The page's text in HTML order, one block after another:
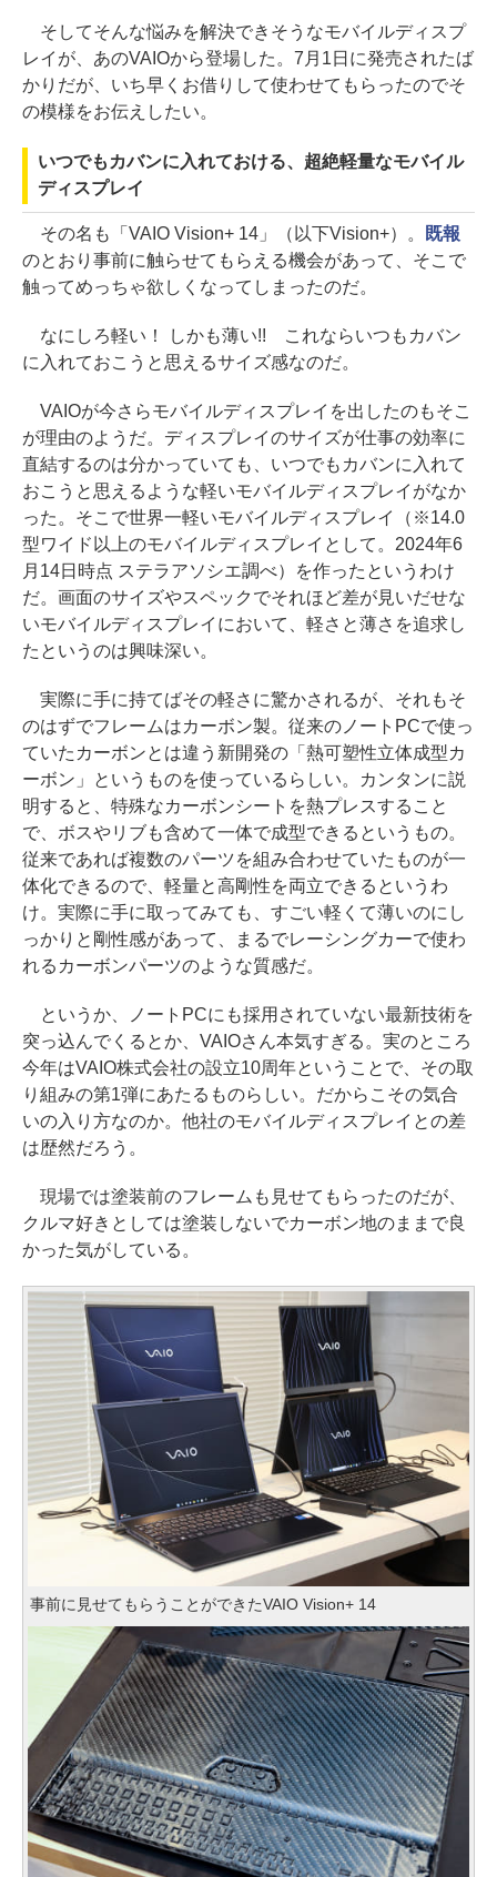
そしてそんな悩みを解決できそうなモバイルディスプ
レイが、あのVAIOから登場した。7月1日に発売されたば
かりだが、いち早くお借りして使わせてもらったのでそ
の模様をお伝えしたい。
いつでもカバンに入れておける、超絶軽量なモバイル
ディスプレイ
その名も「VAIO Vision+ 14」（以下Vision+）。
既報
のとおり事前に触らせてもらえる機会があって、そこで
触ってめっちゃ欲しくなってしまったのだ。
なにしろ軽い！ しかも薄い!! これならいつもカバン
に入れておこうと思えるサイズ感なのだ。
VAIOが今さらモバイルディスプレイを出したのもそこ
が理由のようだ。ディスプレイのサイズが仕事の効率に
直結するのは分かっていても、いつでもカバンに入れて
おこうと思えるような軽いモバイルディスプレイがなか
った。そこで世界一軽いモバイルディスプレイ（※14.0
型ワイド以上のモバイルディスプレイとして。2024年6
月14日時点 ステラアソシエ調べ）を作ったというわけ
だ。画面のサイズやスペックでそれほど差が見いだせな
いモバイルディスプレイにおいて、軽さと薄さを追求し
たというのは興味深い。
実際に手に持てばその軽さに驚かされるが、それもそ
のはずでフレームはカーボン製。従来のノートPCで使っ
ていたカーボンとは違う新開発の「熱可塑性立体成型カ
ーボン」というものを使っているらしい。カンタンに説
明すると、特殊なカーボンシートを熱プレスすること
で、ボスやリブも含めて一体で成型できるというもの。
従来であれば複数のパーツを組み合わせていたものが一
体化できるので、軽量と高剛性を両立できるというわ
け。実際に手に取ってみても、すごい軽くて薄いのにし
っかりと剛性感があって、まるでレーシングカーで使わ
れるカーボンパーツのような質感だ。
というか、ノートPCにも採用されていない最新技術を
突っ込んでくるとか、VAIOさん本気すぎる。実のところ
今年はVAIO株式会社の設立10周年ということで、その取
り組みの第1弾にあたるものらしい。だからこその気合
いの入り方なのか。他社のモバイルディスプレイとの差
は歴然だろう。
現場では塗装前のフレームも見せてもらったのだが、
クルマ好きとしては塗装しないでカーボン地のままで良
かった気がしている。
事前に見せてもらうことができたVAIO Vision+ 14